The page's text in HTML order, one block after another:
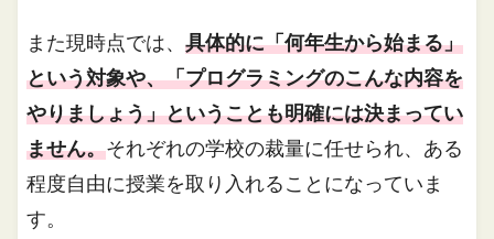
また現時点では、具体的に「何年生から始まる」
という対象や、「プログラミングのこんな内容を
やりましょう」ということも明確には決まってい
ません。それぞれの学校の裁量に任せられ、ある
程度自由に授業を取り入れることになっていま
す。